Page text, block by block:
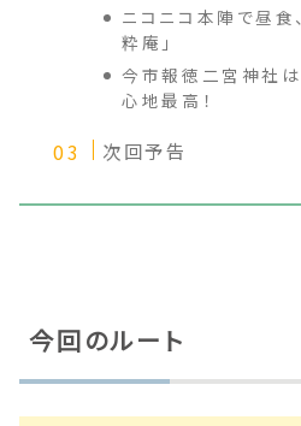
ニコニコ本陣で昼食
粋庵」
今市報徳二宮神社
心地最高！
次回予告
今回のルート